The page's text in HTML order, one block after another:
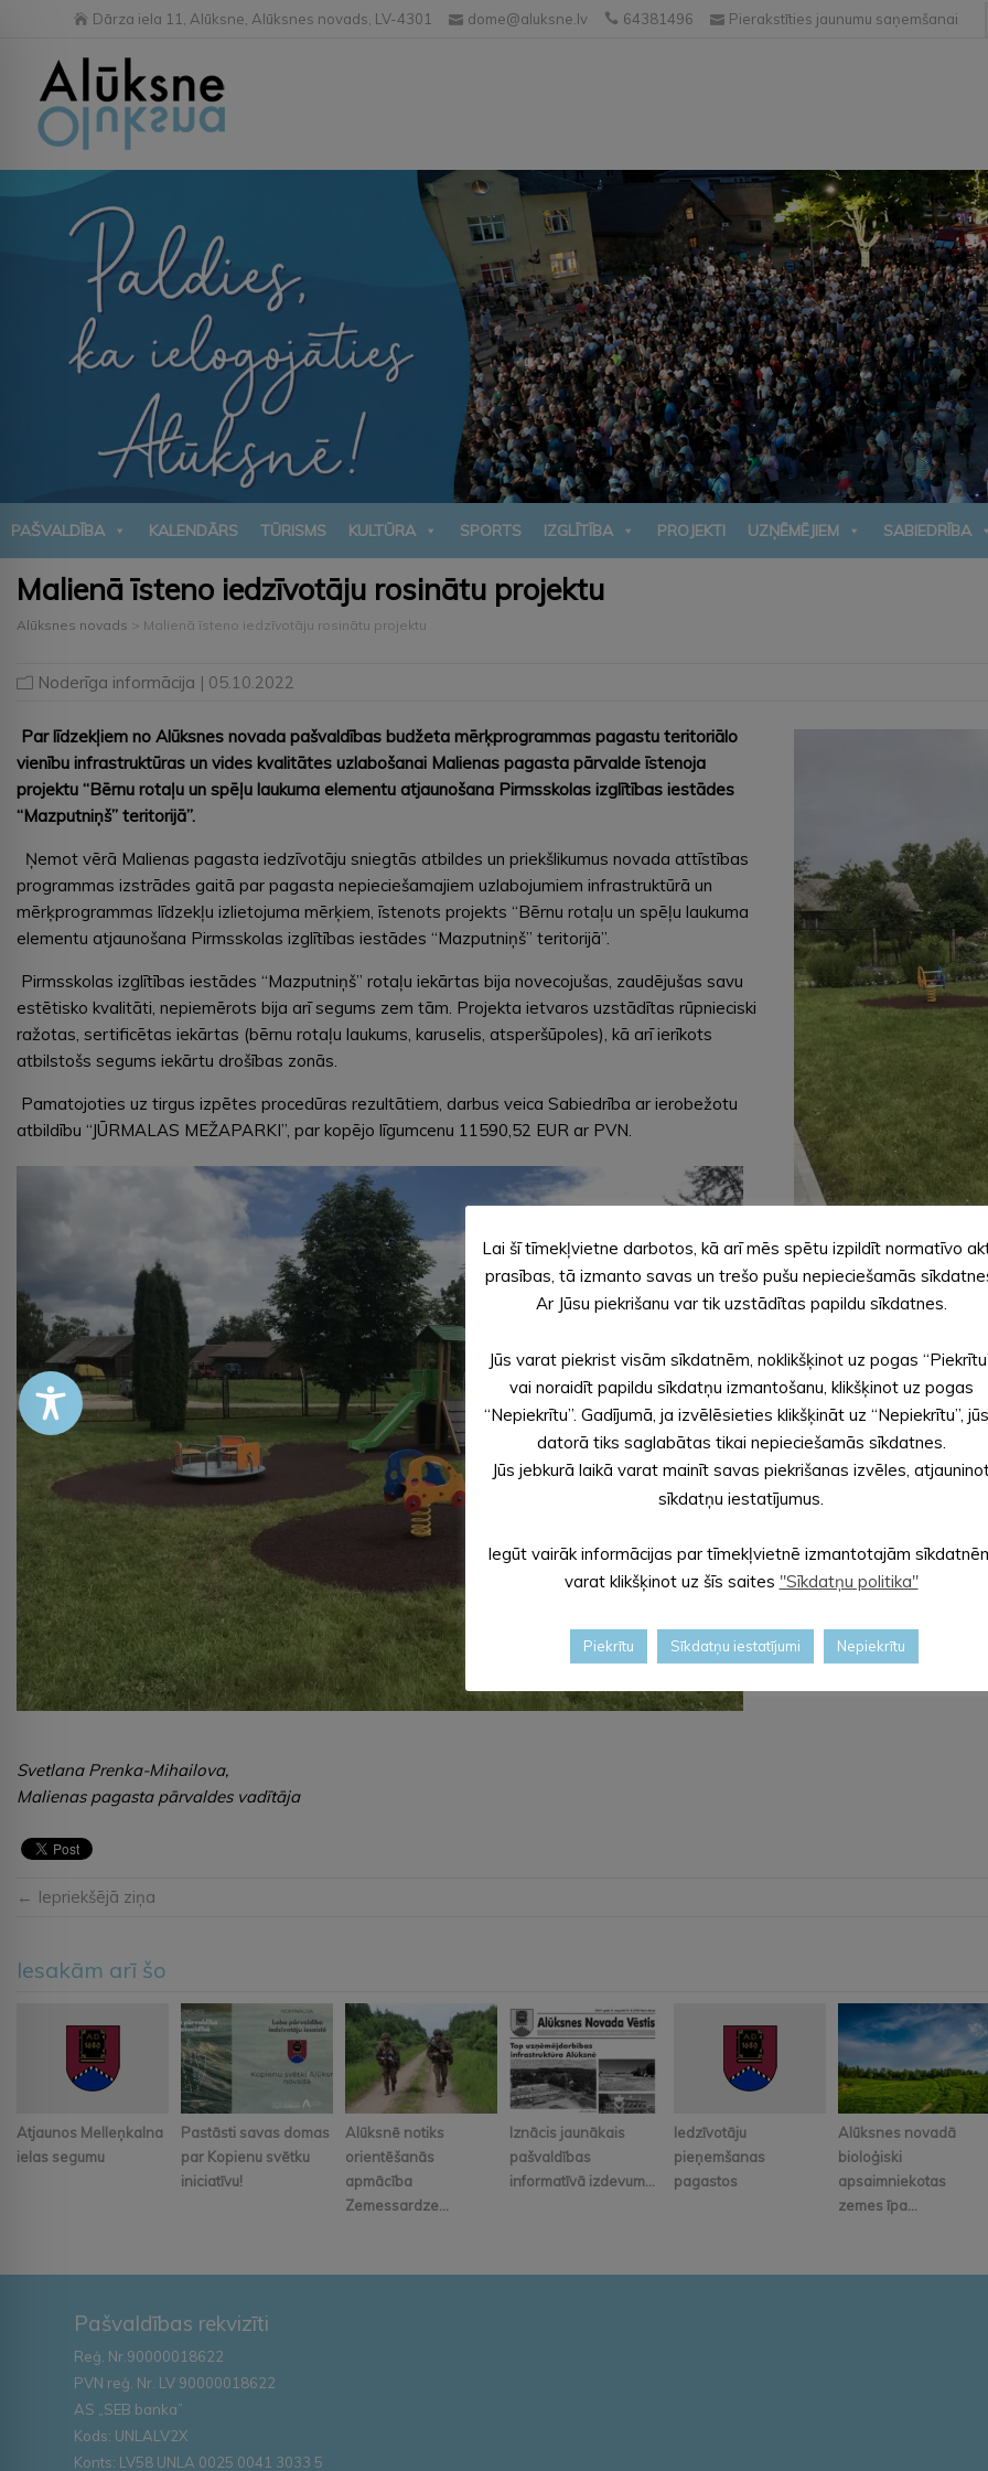
Dārza iela 11, Alūksne, Alūksnes novads, LV-4301 dome@aluksne.lv 64381496 Pierakstīties jaunumu saņemšanai
PAŠVALDĪBA KALENDĀRS TŪRISMS KULTŪRA SPORTS IZGLĪTĪBA PROJEKTI UZŅĒMĒJIEM SABIEDRĪBA
Malienā īsteno iedzīvotāju rosinātu projektu
Alūksnes novads > Malienā īsteno iedzīvotāju rosinātu projektu
Noderīga informācija | 05.10.2022
Par līdzekļiem no Alūksnes novada pašvaldības budžeta mērķprogrammas pagastu teritoriālo
vienību infrastruktūras un vides kvalitātes uzlabošanai Malienas pagasta pārvalde īstenoja
projektu “Bērnu rotaļu un spēļu laukuma elementu atjaunošana Pirmsskolas izglītības iestādes
“Mazputniņš” teritorijā”.
Ņemot vērā Malienas pagasta iedzīvotāju sniegtās atbildes un priekšlikumus novada attīstības
programmas izstrādes gaitā par pagasta nepieciešamajiem uzlabojumiem infrastruktūrā un
mērķprogrammas līdzekļu izlietojuma mērķiem, īstenots projekts “Bērnu rotaļu un spēļu laukuma
elementu atjaunošana Pirmsskolas izglītības iestādes “Mazputniņš” teritorijā”.
Pirmsskolas izglītības iestādes “Mazputniņš” rotaļu iekārtas bija novecojušas, zaudējušas savu
estētisko kvalitāti, nepiemērots bija arī segums zem tām. Projekta ietvaros uzstādītas rūpnieciski
ražotas, sertificētas iekārtas (bērnu rotaļu laukums, karuselis, atsperšūpoles), kā arī ierīkots
atbilstošs segums iekārtu drošības zonās.
Pamatojoties uz tirgus izpētes procedūras rezultātiem, darbus veica Sabiedrība ar ierobežotu
atbildību “JŪRMALAS MEŽAPARKI”, par kopējo līgumcenu 11590,52 EUR ar PVN.
Svetlana Prenka-Mihailova,
Malienas pagasta pārvaldes vadītāja
← Iepriekšējā ziņa
Iesakām arī šo
Atjaunos Melleņkalna
ielas segumu
Pastāsti savas domas
par Kopienu svētku
iniciatīvu!
Alūksnē notiks
orientēšanās
apmācība
Zemessardze...
Iznācis jaunākais
pašvaldības
informatīvā izdevum...
Iedzīvotāju
pieņemšanas
pagastos
Alūksnes novadā
bioloģiski
apsaimniekotas
zemes īpa...
Pašvaldības rekvizīti
Reģ. Nr.90000018622
PVN reģ. Nr. LV 90000018622
AS „SEB banka”
Kods: UNLALV2X
Konts: LV58 UNLA 0025 0041 3033 5
Lai šī tīmekļvietne darbotos, kā arī mēs spētu izpildīt normatīvo
prasības, tā izmanto savas un trešo pušu nepieciešamās
Ar Jūsu piekrišanu var tik uzstādītas papildu sīkdatnes.
Jūs varat piekrist visām sīkdatnēm, noklikšķinot uz pogas
vai noraidīt papildu sīkdatņu izmantošanu, klikšķinot uz pogas
“Nepiekrītu”. Gadījumā, ja izvēlēsieties klikšķināt uz “Nepiekrītu”,
datorā tiks saglabātas tikai nepieciešamās sīkdatnes.
Jūs jebkurā laikā varat mainīt savas piekrišanas izvēles,
sīkdatņu iestatījumus.
Iegūt vairāk informācijas par tīmekļvietnē izmantotajām
varat klikšķinot uz šīs saites "Sīkdatņu politika"
Piekrītu Sīkdatņu iestatījumi Nepiekrītu